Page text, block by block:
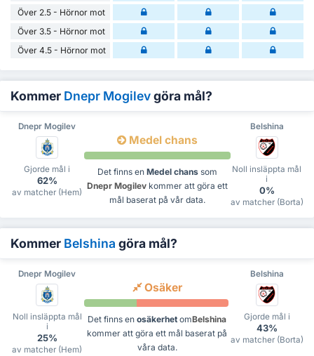
Över 2.5 - Hörnor mot
Över 3.5 - Hörnor mot
Över 4.5 - Hörnor mot
Kommer Dnepr Mogilevgöra mål?
Dnepr Mogilev Belshina
Gjorde mål i
62%
av matcher (Hem)
Medel chans
Det finns en Medel chanssom
Dnepr Mogilevkommer att göra ett
mål baserat på vår data.
Noll insläppta mål
i
0%
av matcher (Borta)
Kommer Belshina göra mål?
Dnepr Mogilev Belshina
Noll insläppta mål
i
25%
av matcher (Hem)
Osäker
Det finns en osäkerhet omBelshina
kommer att göra ett mål baserat på
våra data.
Gjorde mål i
43%
av matcher (Borta)